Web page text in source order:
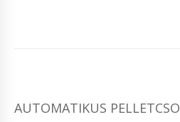
AUTOMATIKUS